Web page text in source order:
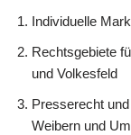
Individuelle
Rechtsgebiete
und Volkesfeld
Presserecht
Weibern und